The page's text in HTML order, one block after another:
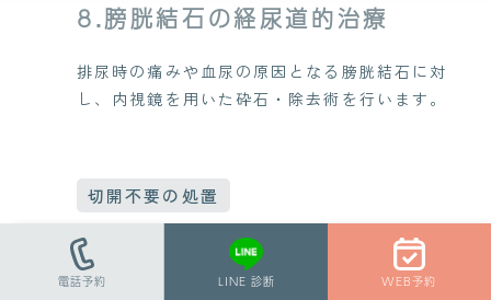
電話予約 LINE 診断 WEB予約
8.膀胱結石の経尿道的治療
排尿時の痛みや血尿の原因となる膀胱結石に対
し、内視鏡を用いた砕石・除去術を行います。
切開不要の処置
尿道から内視鏡を挿入するため、腹部を切開する
必要はありません。